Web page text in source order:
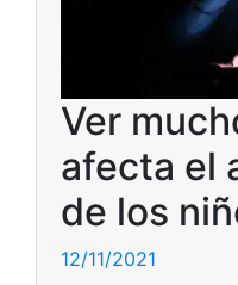
Ver
afecta el
de los
12/11/2021